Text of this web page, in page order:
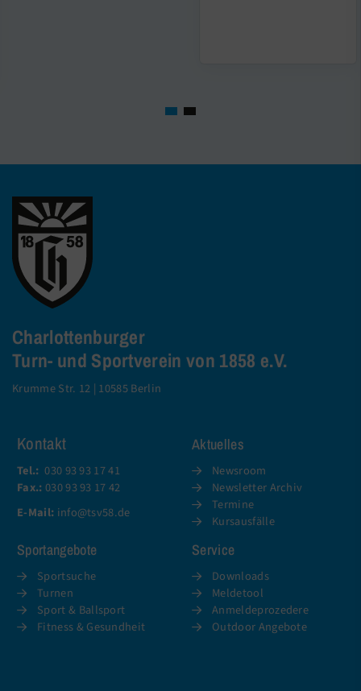
Charlottenburger
Turn- und Sportverein von 1858 e.V.
Krumme Str. 12 | 10585 Berlin
Kontakt
Tel.: 030 93 93 17 41
Fax.:030 93 93 17 42
E-Mail: info@tsv58.de
Aktuelles
Newsroom
Newsletter Archiv
Termine
Kursausfälle
Sportangebote
Sportsuche
Turnen
Sport & Ballsport
Fitness & Gesundheit
Service
Downloads
Meldetool
Anmeldeprozedere
Outdoor Angebote